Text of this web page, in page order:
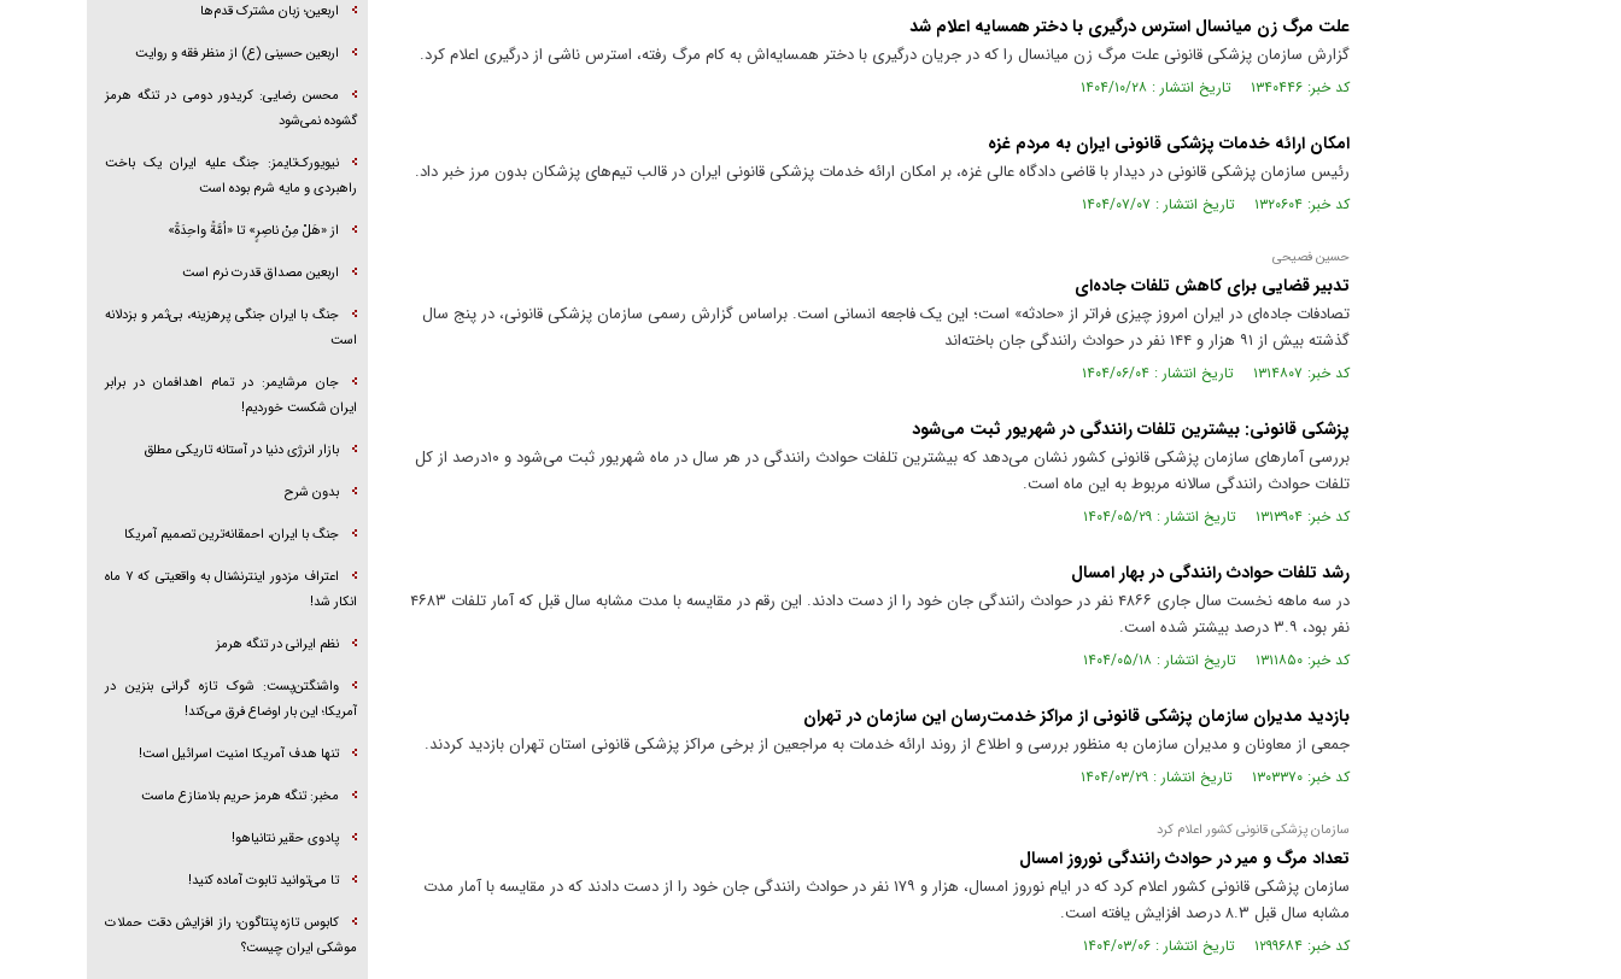
علت مرگ زن میانسال استرس درگیری با دختر همسایه اعلام شد
گزارش سازمان پزشکی قانونی علت مرگ زن میانسال را که در جریان درگیری با دختر همسایه‌اش به کام مرگ رفته، استرس ناشی از درگیری اعلام کرد.
کد خبر: ۱۳۴۰۴۴۶ تاریخ انتشار : ۱۴۰۴/۱۰/۲۸
امکان ارائه خدمات پزشکی قانونی ایران به مردم غزه
رئیس سازمان پزشکی قانونی در دیدار با قاضی دادگاه عالی غزه، بر امکان ارائه خدمات پزشکی قانونی ایران در قالب تیم‌های پزشکان بدون مرز خبر داد.
کد خبر: ۱۳۲۰۶۰۴ تاریخ انتشار : ۱۴۰۴/۰۷/۰۷
حسین فصیحی
تدبیر قضایی برای کاهش تلفات جاده‌ای
تصادفات جاده‌ای در ایران امروز چیزی فراتر از «حادثه» است؛ این یک فاجعه انسانی است. براساس گزارش رسمی سازمان پزشکی قانونی، در پنج سال
گذشته بیش از ۹۱ هزار و ۱۴۴ نفر در حوادث رانندگی جان باخته‌اند
کد خبر: ۱۳۱۴۸۰۷ تاریخ انتشار : ۱۴۰۴/۰۶/۰۴
پزشکی قانونی: بیشترین تلفات رانندگی در شهریور ثبت می‌شود
بررسی آمارهای سازمان پزشکی قانونی کشور نشان می‌دهد که بیشترین تلفات حوادث رانندگی در هر سال در ماه شهریور ثبت می‌شود و ۱۰درصد از کل
تلفات حوادث رانندگی سالانه مربوط به این ماه است.
کد خبر: ۱۳۱۳۹۰۴ تاریخ انتشار : ۱۴۰۴/۰۵/۲۹
رشد تلفات حوادث رانندگی در بهار امسال
در سه ماهه نخست سال جاری ۴۸۶۶ نفر در حوادث رانندگی جان خود را از دست دادند. این رقم در مقایسه با مدت مشابه سال قبل که آمار تلفات ۴۶۸۳
نفر بود، ۳.۹ درصد بیشتر شده است.
کد خبر: ۱۳۱۱۸۵۰ تاریخ انتشار : ۱۴۰۴/۰۵/۱۸
بازدید مدیران سازمان پزشکی قانونی از مراکز خدمت‌رسان این سازمان در تهران
جمعی از معاونان و مدیران سازمان به منظور بررسی و اطلاع از روند ارائه خدمات به مراجعین از برخی مراکز پزشکی قانونی استان تهران بازدید کردند.
کد خبر: ۱۳۰۳۳۷۰ تاریخ انتشار : ۱۴۰۴/۰۳/۲۹
سازمان پزشکی قانونی کشور اعلام کرد
تعداد مرگ و میر در حوادث رانندگی نوروز امسال
سازمان پزشکی قانونی کشور اعلام کرد که در ایام نوروز امسال، هزار و ۱۷۹ نفر در حوادث رانندگی جان خود را از دست دادند که در مقایسه با آمار مدت
مشابه سال قبل ۸.۳ درصد افزایش یافته است.
کد خبر: ۱۲۹۹۶۸۴ تاریخ انتشار : ۱۴۰۴/۰۳/۰۶
اربعین؛ زبان مشترک قدم‌ها
اربعین حسینی (ع) از منظر فقه و روایت
محسن رضایی: کریدور دومی در تنگه هرمز
گشوده نمی‌شود
نیویورک‌تایمز: جنگ علیه ایران یک باخت
راهبردی و مایه شرم بوده است
از «هَلْ مِنْ ناصِرٍ» تا «اُمَّةً واحِدَةً»
اربعین مصداق قدرت نرم است
جنگ با ایران جنگی پرهزینه، بی‌ثمر و بزدلانه
است
جان مرشایمر: در تمام اهدافمان در برابر
ایران شکست خوردیم!
بازار انرژی دنیا در آستانه تاریکی مطلق
بدون شرح
جنگ با ایران، احمقانه‌ترین تصمیم آمریکا
اعتراف مزدور اینترنشنال به واقعیتی که ۷ ماه
انکار شد!
نظم ایرانی در تنگه هرمز
واشنگتن‌پست: شوک تازه گرانی بنزین در
آمریکا؛ این بار اوضاع فرق می‌کند!
تنها هدف آمریکا امنیت اسرائیل است!
مخبر: تنگه هرمز حریم بلامنازع ماست
پادوی حقیر نتانیاهو!
تا می‌توانید تابوت آماده کنید!
کابوس تازه پنتاگون؛ راز افزایش دقت حملات
موشکی ایران چیست؟